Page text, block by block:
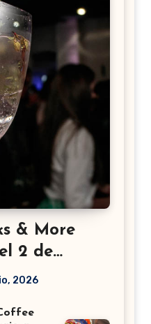
& More
2 de
en el
2026